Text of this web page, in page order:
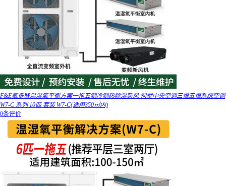
F&E氟多联温湿氧平衡方案一拖五制冷制热除湿新风 别墅中央空调三恒五恒系统空调
W7-C 系列 10匹 套装 W7-C(适用350㎡内)
0条评价